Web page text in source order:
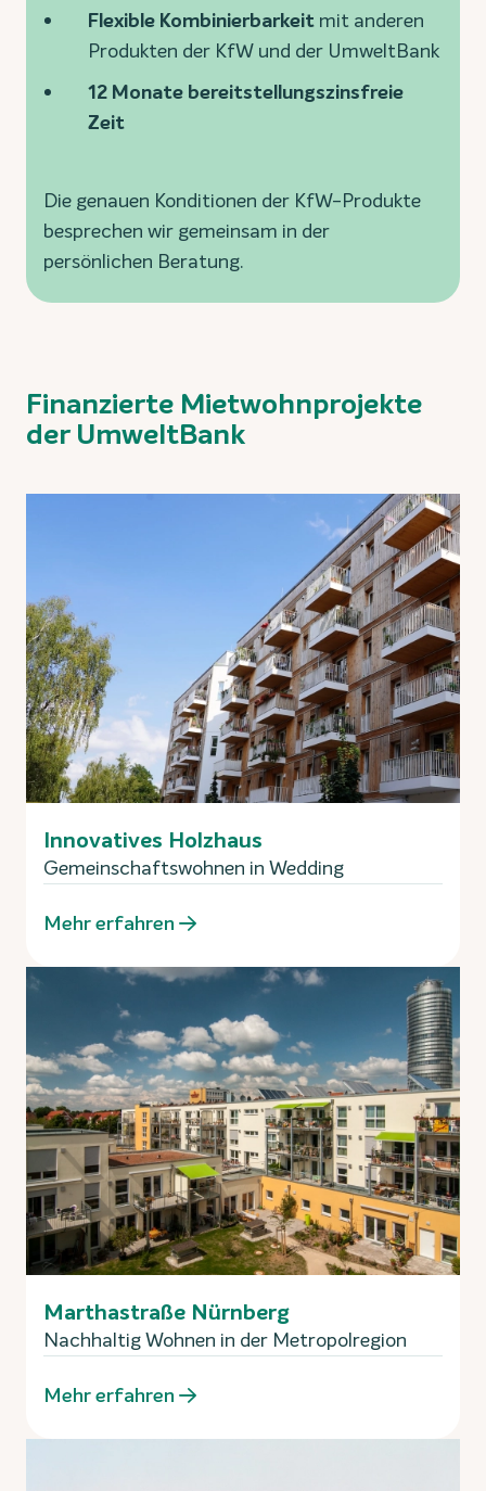
Flexible Kombinierbarkeit mit anderen
Produkten der KfW und der UmweltBank
12 Monate bereitstellungszinsfreie
Zeit
Die genauen Konditionen der KfW-Produkte
besprechen wir gemeinsam in der
persönlichen Beratung.
Finanzierte Mietwohnprojekte
der UmweltBank
Innovatives Holzhaus
Gemeinschaftswohnen in Wedding
Mehr erfahren
Marthastraße Nürnberg
Nachhaltig Wohnen in der Metropolregion
Mehr erfahren